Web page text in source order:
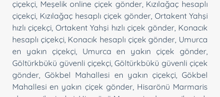
çiçekçi, Meşelik online çiçek gönder, Kızılağaç hesaplı
çiçekçi, Kızılağaç hesaplı çiçek gönder, Ortakent Yahşi
hızlı çiçekçi,Ortakent Yahşi hızlı çiçek gönder, Konacık
hesaplı çiçekçi, Konacık hesaplı çiçek gönder, Umurca
en yakın çiçekçi, Umurca en yakın çiçek gönder,
Göltürkbükü güvenli çiçekçi,Göltürkbükü güvenli çiçek
gönder,Gökbel Mahallesi en yakın çiçekçi,Gökbel
Mahallesi en yakın çiçek gönder, Hisarönü Marmaris